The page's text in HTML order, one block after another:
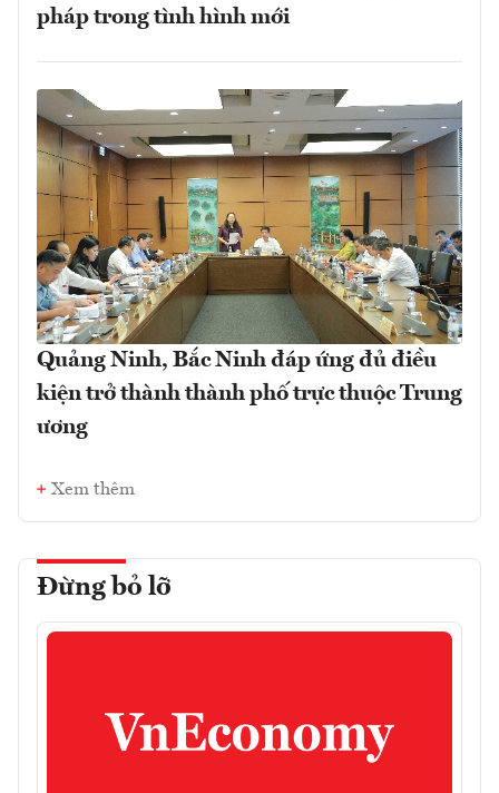
pháp trong tình hình mới
Quảng Ninh, Bắc Ninh đáp ứng đủ điều
kiện trở thành thành phố trực thuộc Trung
ương
Xem thêm
Đừng bỏ lỡ